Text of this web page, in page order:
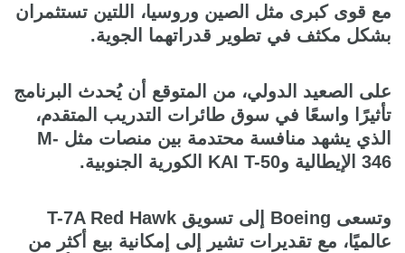
مع قوى كبرى مثل الصين وروسيا، اللتين تستثمران
بشكل مكثف في تطوير قدراتهما الجوية.
على الصعيد الدولي، من المتوقع أن يُحدث البرنامج
تأثيرًا واسعًا في سوق طائرات التدريب المتقدم،
الذي يشهد منافسة محتدمة بين منصات مثل M-
346 الإيطالية وKAI T-50 الكورية الجنوبية.
وتسعى Boeing إلى تسويق T-7A Red Hawk
عالميًا، مع تقديرات تشير إلى إمكانية بيع أكثر من